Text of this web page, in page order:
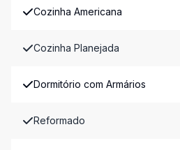
Cozinha Americana
Cozinha Planejada
Dormitório com Armários
Reformado